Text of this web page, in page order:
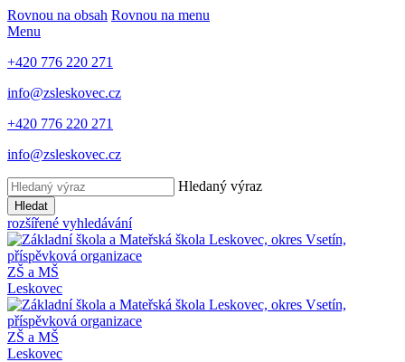
Rovnou na obsah Rovnou na menu
Menu
+420 776 220 271
info@zsleskovec.cz
+420 776 220 271
info@zsleskovec.cz
Hledaný výraz
Hledat
rozšířené vyhledávání
ZŠ a MŠ
Leskovec
ZŠ a MŠ
Leskovec